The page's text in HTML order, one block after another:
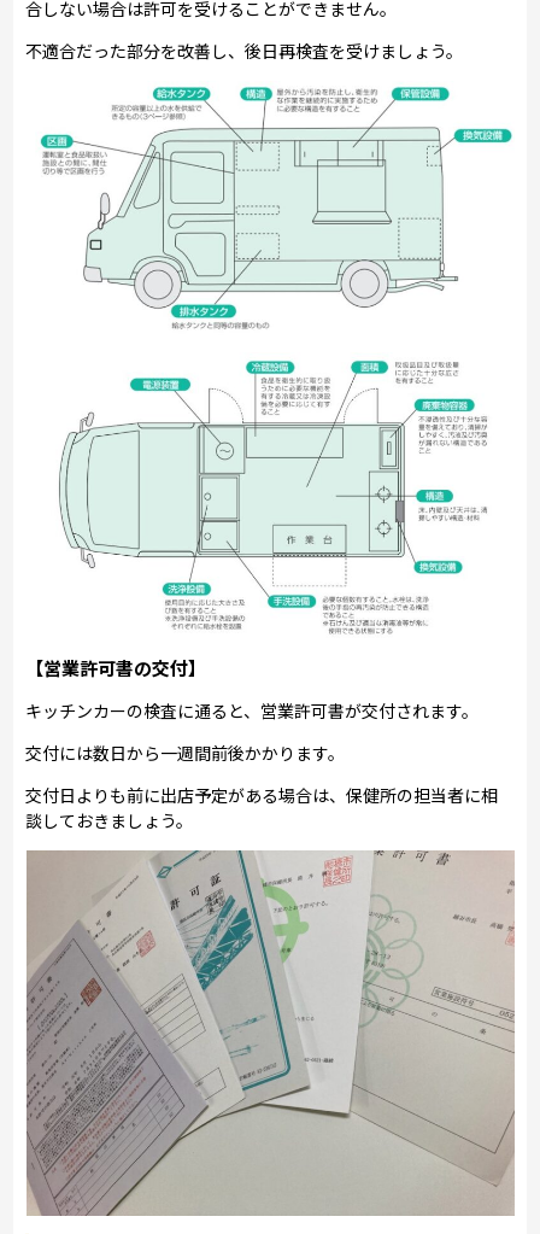
合しない場合は許可を受けることができません。
不適合だった部分を改善し、後日再検査を受けましょう。
【営業許可書の交付】
キッチンカーの検査に通ると、営業許可書が交付されます。
交付には数日から一週間前後かかります。
交付日よりも前に出店予定がある場合は、保健所の担当者に相
談しておきましょう。